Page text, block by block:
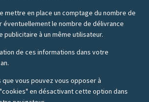
mettre en place un comptage du nombre de
le nombre de délivrance
publicitaire à un même utilisateur.
de ces informations dans votre
que vous pouvez vous opposer à
en désactivant cette option dans